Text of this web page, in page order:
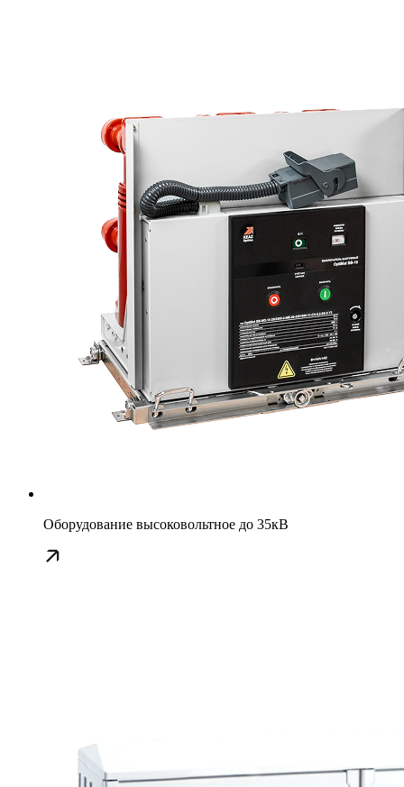
Оборудование высоковольтное до 35кВ